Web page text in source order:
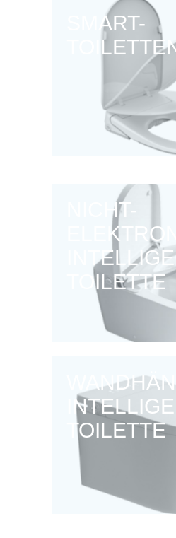
SMART-
NICHT-
TOILETTE
TOILETTE